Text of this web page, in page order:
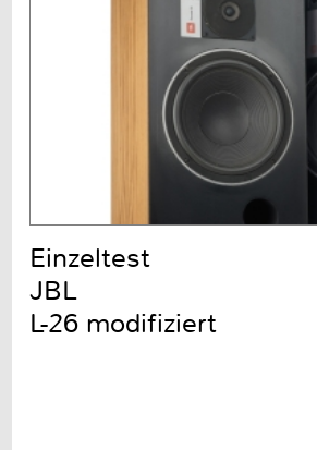
Einzeltest
JBL
L-26 modifiziert